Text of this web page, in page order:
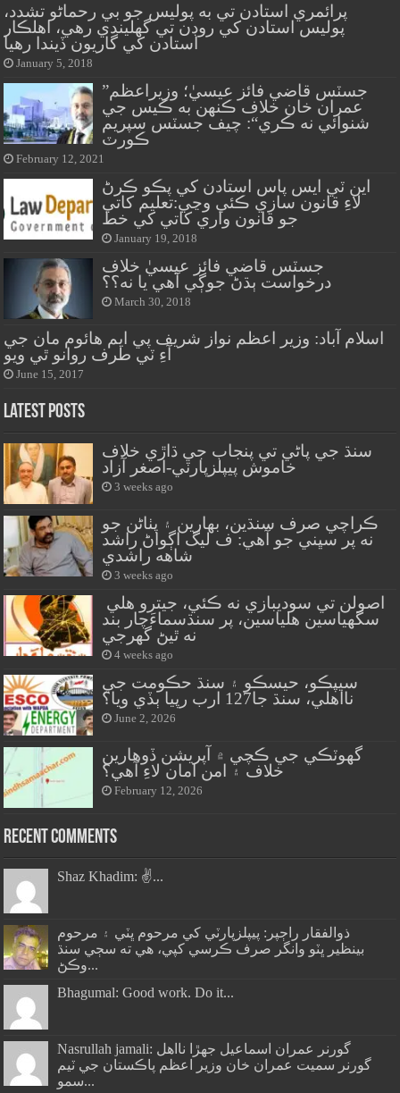
پرائمري استادن تي به پوليس جو بي رحماڻو تشدد،
پوليس استادن کي روڊن تي گهليندي رهي، اهلڪار
استادن کي گاريون ڏيندا رهيا
January 5, 2018
”جسٽس قاضي فائز عيسيٰ؛ وزيراعظم
عمران خان خلاف ڪنهن به ڪيس جي
شنوائي نه ڪري“: چيف جسٽس سپريم
ڪورٽ
February 12, 2021
اين ٽي ايس پاس استادن کي پڪو ڪرڻ
لاءِ قانون سازي ڪئي وڃي:تعليم کاتي
جو قانون واري کاتي کي خط
January 19, 2018
جسٽس قاضي فائز عيسيٰ خلاف
درخواست ٻڌڻ جوڳي آهي يا نه؟؟
March 30, 2018
اسلام آباد: وزير اعظم نواز شريف پي ايم هائوم مان جي
آءِ ٽي طرف روانو ٿي ويو
June 15, 2017
Latest Posts
سنڌ جي پاڻي تي پنجاب جي ڌاڙي خلاف
خاموش پيپلزپارٽي-اصغر آزاد
3 weeks ago
ڪراچي صرف سنڌين، بهارين ۽ پٺاڻن جو
نه پر سڀني جو آهي: ف ليگ اڳواڻ راشد
شاهه راشدي
3 weeks ago
سگهياسين هلياسين، پر سنڌسماءَچار بند
نه ٿيڻ گهرجي
4 weeks ago
سيپڪو، حيسڪو ۽ سنڌ حڪومت جي
نااهلي، سنڌ جا127 ارب رپيا ٻڏي ويا؟
June 2, 2026
گهوٽڪي جي ڪچي ۾ آپريشن ڏوهارين
خلاف ۽ امن امان لاءِ آهي؟
February 12, 2026
Recent Comments
Shaz Khadim: ✌️...
ذوالفقار راڄپر: پيپلزپارٽي کي مرحوم ڀٽي ۽ مرحوم
بينظير ڀٽو وانگر صرف ڪرسي کپي، هي ته سڄي سنڌ
وڪڻ...
Bhagumal: Good work. Do it...
Nasrullah jamali: گورنر عمران اسماعيل جھڙا نااهل
گورنر سميت عمران خان وزير اعظم پاڪستان جي ٽيم
سمو...